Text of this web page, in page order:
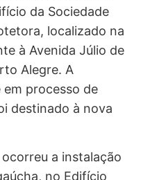
Judiciária do
da Sociedade
localizado na
à Avenida Júlio de
Alegre. A
processo de
destinado à nova
a instalação